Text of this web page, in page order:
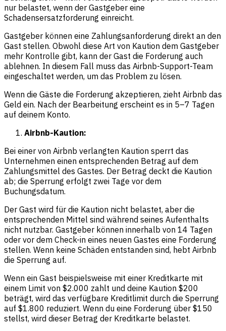
nur belastet, wenn der Gastgeber eine
Schadensersatzforderung einreicht.
Gastgeber können eine Zahlungsanforderung direkt an den
Gast stellen. Obwohl diese Art von Kaution dem Gastgeber
mehr Kontrolle gibt, kann der Gast die Forderung auch
ablehnen. In diesem Fall muss das Airbnb-Support-Team
eingeschaltet werden, um das Problem zu lösen.
Wenn die Gäste die Forderung akzeptieren, zieht Airbnb das
Geld ein. Nach der Bearbeitung erscheint es in 5–7 Tagen
auf deinem Konto.
Airbnb-Kaution:
Bei einer von Airbnb verlangten Kaution sperrt das
Unternehmen einen entsprechenden Betrag auf dem
Zahlungsmittel des Gastes. Der Betrag deckt die Kaution
ab; die Sperrung erfolgt zwei Tage vor dem
Buchungsdatum.
Der Gast wird für die Kaution nicht belastet, aber die
entsprechenden Mittel sind während seines Aufenthalts
nicht nutzbar. Gastgeber können innerhalb von 14 Tagen
oder vor dem Check-in eines neuen Gastes eine Forderung
stellen. Wenn keine Schäden entstanden sind, hebt Airbnb
die Sperrung auf.
Wenn ein Gast beispielsweise mit einer Kreditkarte mit
einem Limit von $2.000 zahlt und deine Kaution $200
beträgt, wird das verfügbare Kreditlimit durch die Sperrung
auf $1.800 reduziert. Wenn du eine Forderung über $150
stellst, wird dieser Betrag der Kreditkarte belastet.